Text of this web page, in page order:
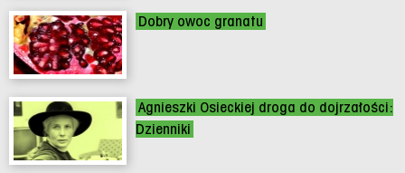
Dobry owoc granatu
Agnieszki Osieckiej droga do dojrzałości:
Dzienniki